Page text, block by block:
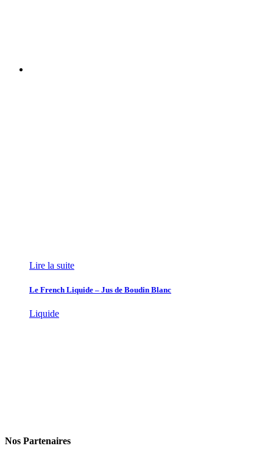
Lire la suite
Le French Liquide – Jus de Boudin Blanc
Liquide
Nos Partenaires